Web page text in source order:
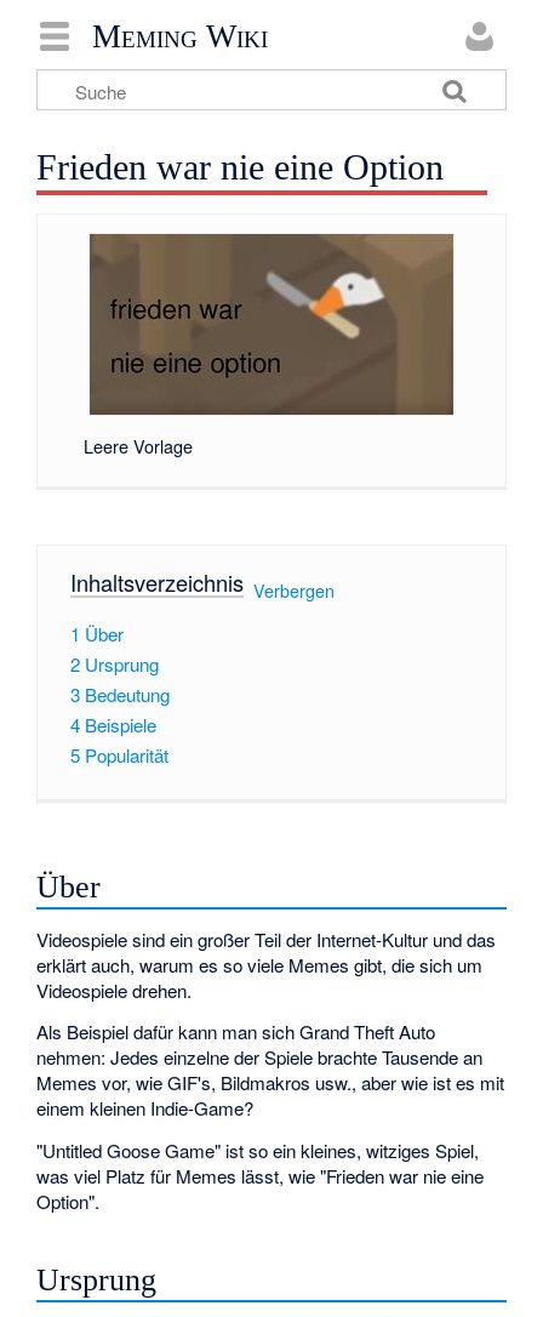
Meming Wiki
Frieden war nie eine Option
Leere Vorlage
Inhaltsverzeichnis[ Verbergen
1 Über
2 Ursprung
3 Bedeutung
4 Beispiele
5 Popularität
Über
Videospiele sind ein großer Teil der Internet-Kultur und das
erklärt auch, warum es so viele Memes gibt, die sich um
Videospiele drehen.
Als Beispiel dafür kann man sich Grand Theft Auto
nehmen: Jedes einzelne der Spiele brachte Tausende an
Memes vor, wie GIF's, Bildmakros usw., aber wie ist es mit
einem kleinen Indie-Game?
"Untitled Goose Game" ist so ein kleines, witziges Spiel,
was viel Platz für Memes lässt, wie "Frieden war nie eine
Option".
Ursprung